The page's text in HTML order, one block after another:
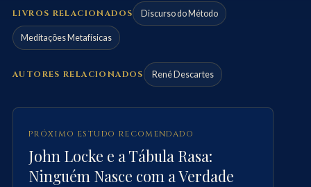
LIVROS RELACIONADOS Discurso do Método
Meditações Metafísicas
AUTORES RELACIONADOS René Descartes
PRÓXIMO ESTUDO RECOMENDADO
John Locke e a Tábula Rasa:
Ninguém Nasce com a Verdade